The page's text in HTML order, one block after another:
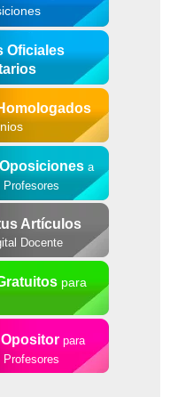
Oficiales
a
Profesores
Artículos
Docente
para
para
Profesores